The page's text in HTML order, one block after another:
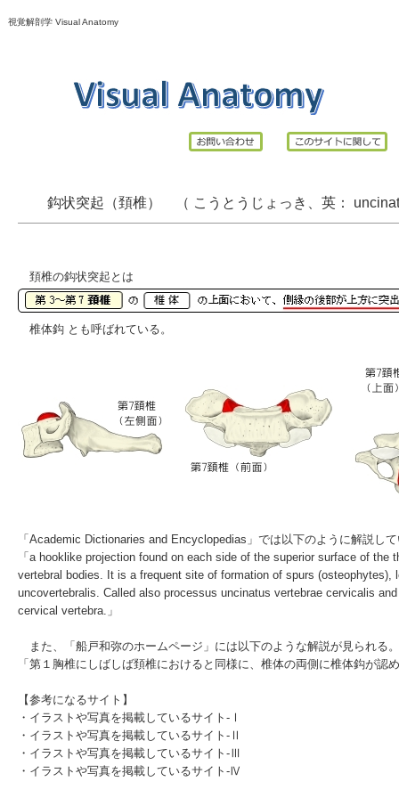
視覚解剖学 Visual Anatomy
鈎状突起（頚椎） （ こうとうじょっき、英：
頚椎の鈎状突起とは
椎体鈎 とも呼ばれている。
「 Academic Dictionaries and Encyclopedias 」では以下のように解説し
「a hooklike projection found on each side of the superior surface of the
vertebral bodies. It is a frequent site of formation of spurs (osteophytes),
uncovertebralis. Called also processus uncinatus vertebrae cervicalis
cervical vertebra.」
また、「 船戸和弥のホームページ 」には以下のような解説が見られる。
「第１胸椎にしばしば頚椎におけると同様に、椎体の両側に椎体鈎が認
【参考になるサイト】
・ イラストや写真を掲載しているサイト-Ⅰ
・ イラストや写真を掲載しているサイト-Ⅱ
・ イラストや写真を掲載しているサイト-Ⅲ
・ イラストや写真を掲載しているサイト-Ⅳ